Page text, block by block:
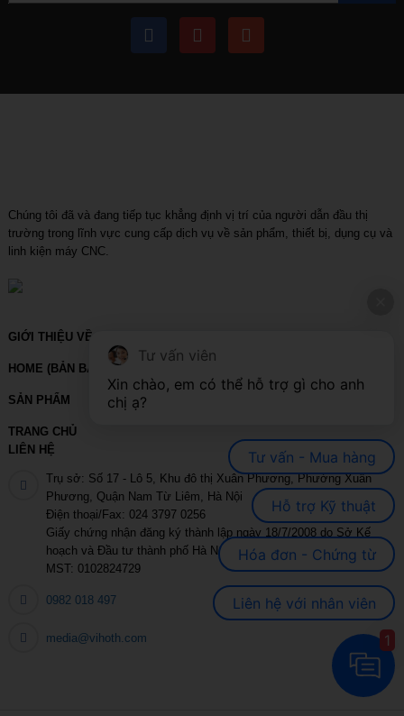
Chúng tôi đã và đang tiếp tục khẳng định vị trí của người dẫn đầu thị
trường trong lĩnh vực cung cấp dịch vụ về sản phẩm, thiết bị, dụng cụ và
linh kiện máy CNC.
GIỚI THIỆU VỀ VIHOTH
HOME (BẢN BACKUP – VUI LÒNG KHÔNG SỬA XÓA)
SẢN PHẨM
TRANG CHỦ
LIÊN HỆ
Trụ sở: Số 17 - Lô 5, Khu đô thị Xuân Phương, Phường Xuân
Phương, Quận Nam Từ Liêm, Hà Nội
Điện thoại/Fax: 024 3797 0256
Giấy chứng nhận đăng ký thành lập ngày 18/7/2008 do Sở Kế
hoạch và Đầu tư thành phố Hà Nội cấp
MST: 0102824729
0982 018 497
media@vihoth.com
Tư vấn viên
Xin chào, em có thể hỗ trợ gì cho anh
chị ạ?
Tư vấn - Mua hàng
Hỗ trợ Kỹ thuật
Hóa đơn - Chứng từ
Liên hệ với nhân viên
1